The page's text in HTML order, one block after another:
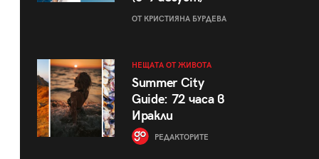
ОТ КРИСТИЯНА БУРДЕВА
НЕЩАТА ОТ ЖИВОТА
Summer City
Guide: 72 часа в
Иракли
РЕДАКТОРИТЕ